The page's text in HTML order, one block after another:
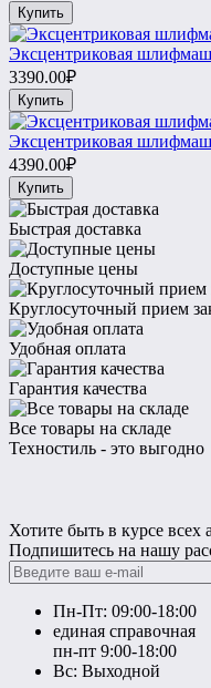
Купить
Эксцентриковая
3390.00₽
Купить
Эксцентриковая
4390.00₽
Купить
Быстрая доставка
Доступные цены
Круглосуточный прием
Удобная оплата
Гарантия качества
Все товары на складе
Техностиль - это выгодно
Хотите быть в курсе всех
Подпишитесь на нашу
Пн-Пт: 09:00-18:00
единая справочная
пн-пт 9:00-18:00
Вс: Выходной